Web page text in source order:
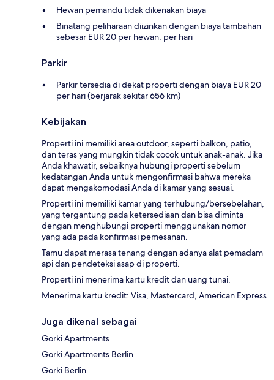
Hewan pemandu tidak dikenakan biaya
Binatang peliharaan diizinkan dengan biaya tambahan
sebesar EUR 20 per hewan, per hari
Parkir
Parkir tersedia di dekat properti dengan biaya EUR 20
per hari (berjarak sekitar 656 km)
Kebijakan
Properti ini memiliki area outdoor, seperti balkon, patio,
dan teras yang mungkin tidak cocok untuk anak-anak. Jika
Anda khawatir, sebaiknya hubungi properti sebelum
kedatangan Anda untuk mengonfirmasi bahwa mereka
dapat mengakomodasi Anda di kamar yang sesuai.
Properti ini memiliki kamar yang terhubung/bersebelahan,
yang tergantung pada ketersediaan dan bisa diminta
dengan menghubungi properti menggunakan nomor
yang ada pada konfirmasi pemesanan.
Tamu dapat merasa tenang dengan adanya alat pemadam
api dan pendeteksi asap di properti.
Properti ini menerima kartu kredit dan uang tunai.
Menerima kartu kredit: Visa, Mastercard, American Express
Juga dikenal sebagai
Gorki Apartments
Gorki Apartments Berlin
Gorki Berlin